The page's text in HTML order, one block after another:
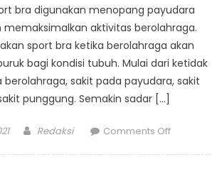
bra digunakan menopang payudara
memaksimalkan aktivitas berolahraga.
sport bra ketika berolahraga akan
bagi kondisi tubuh. Mulai dari ketidak
sakit pada payudara, sakit
punggung. Semakin sadar […]
Author
Redaksi Comments Offon